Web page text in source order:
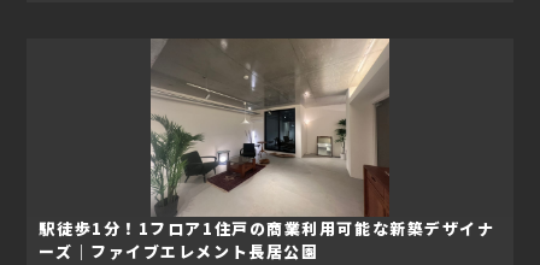
駅徒歩1分！1フロア1住戸の商業利用可能な新築デザイナ
ーズ｜ファイブエレメント長居公園